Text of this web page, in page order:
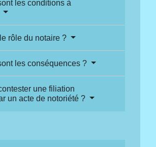
les conditions à
rôle du notaire ?
les conséquences ?
une filiation
un acte de notoriété ?